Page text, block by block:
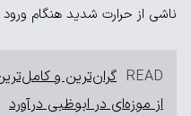
ناشی از حرارت شدید هنگام
READ گران‌ترین و
از موزه‌ای در ابوظبی درآورد